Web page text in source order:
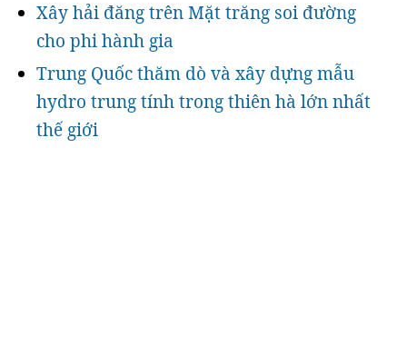
Xây hải đăng trên Mặt trăng soi đường
cho phi hành gia
Trung Quốc thăm dò và xây dựng mẫu
hydro trung tính trong thiên hà lớn nhất
thế giới